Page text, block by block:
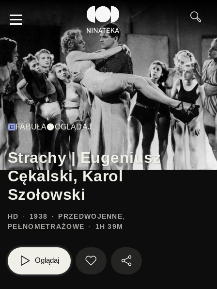
FABUŁA OGLĄDAJ
Strachy | Eugeniusz
Cękalski, Karol
Szołowski
HD 1938
PRZEDWOJENNE
PEŁNOMETRAŻOWE
1H 39M
Oglądaj